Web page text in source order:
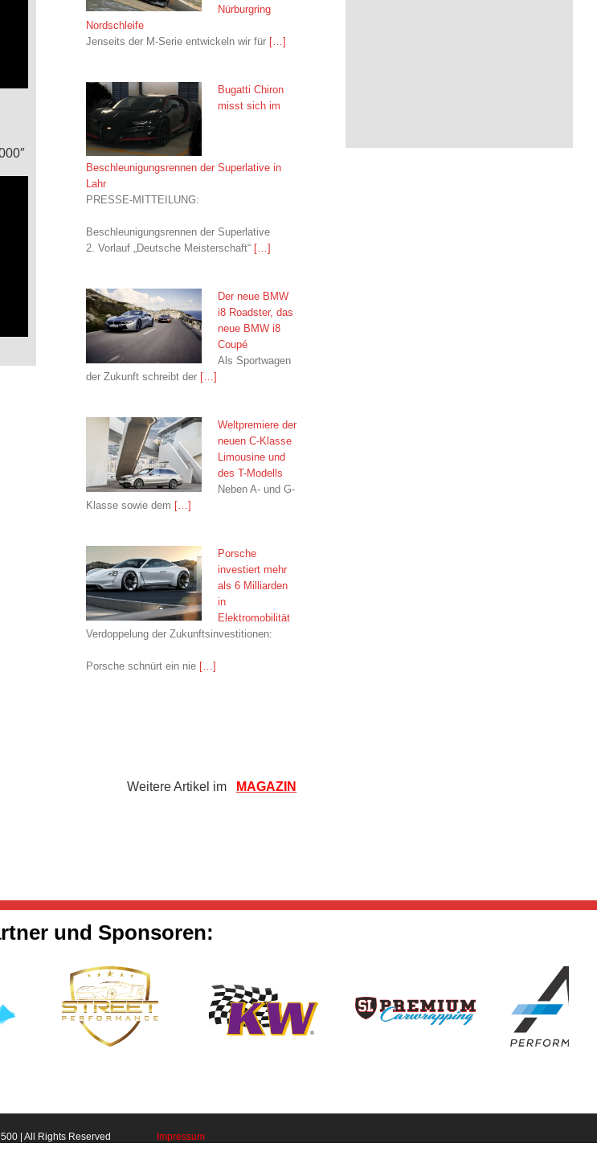
Nürburgring
Nordschleife
Jenseits der M-Serie entwickeln wir für […]
Bugatti Chiron
misst sich im
Beschleunigungsrennen der Superlative in
Lahr
PRESSE-MITTEILUNG:
Beschleunigungsrennen der Superlative
2. Vorlauf „Deutsche Meisterschaft“ […]
Der neue BMW
i8 Roadster, das
neue BMW i8
Coupé
Als Sportwagen
der Zukunft schreibt der […]
Weltpremiere der
neuen C-Klasse
Limousine und
des T-Modells
Neben A- und G-
Klasse sowie dem […]
Porsche
investiert mehr
als 6 Milliarden
in
Elektromobilität
Verdoppelung der Zukunftsinvestitionen:
Porsche schnürt ein nie […]
Weitere Artikel im MAGAZIN
und Sponsoren:
| All Rights Reserved Impressum